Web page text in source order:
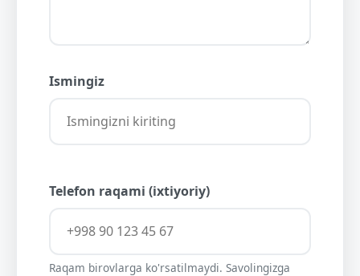
Ismingiz
Telefon raqami (ixtiyoriy)
Raqam birovlarga ko'rsatilmaydi. Savolingizga